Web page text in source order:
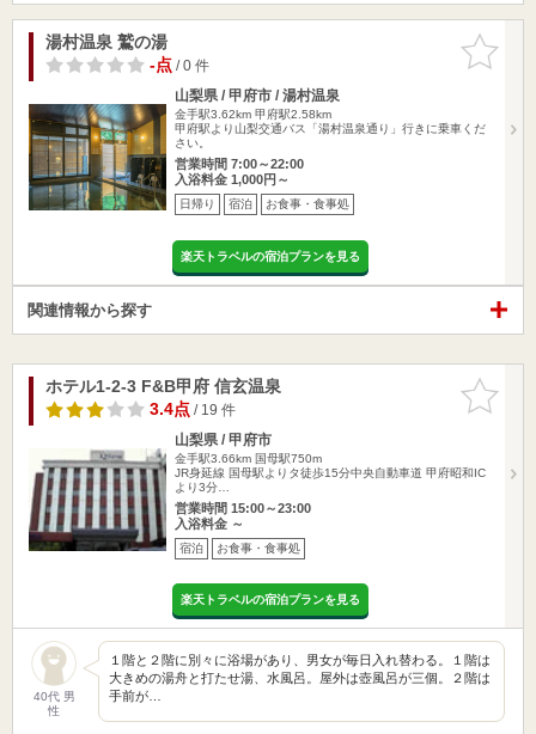
お気に入
りに追加
湯村温泉 鷲の湯
-点/ 0 件
山梨県 / 甲府市 / 湯村温泉
金手駅3.62km 甲府駅2.58km
甲府駅より山梨交通バス「湯村温泉通り」行きに乗車くだ
さい。
営業時間 7:00～22:00
入浴料金 1,000円～
日帰り 宿泊 お食事・食事処
楽天トラベルの宿泊プランを見る
関連情報から探す
お気に入
りに追加
ホテル1-2-3 F&B甲府 信玄温泉
3.4点/ 19 件
山梨県 / 甲府市
金手駅3.66km 国母駅750m
JR身延線 国母駅よりタ徒歩15分中央自動車道 甲府昭和IC
より3分…
営業時間 15:00～23:00
入浴料金 ～
宿泊 お食事・食事処
楽天トラベルの宿泊プランを見る
40代 男
性
１階と２階に別々に浴場があり、男女が毎日入れ替わる。１階は
大きめの湯舟と打たせ湯、水風呂。屋外は壺風呂が三個。２階は
手前が…